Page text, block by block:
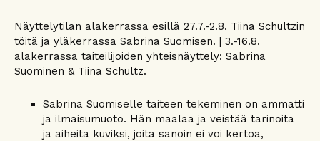
Näyttelytilan alakerrassa esillä 27.7.-2.8. Tiina Schultzin
töitä ja yläkerrassa Sabrina Suomisen. | 3.-16.8.
alakerrassa taiteilijoiden yhteisnäyttely: Sabrina
Suominen & Tiina Schultz.
Sabrina Suomiselle taiteen tekeminen on ammatti
ja ilmaisumuoto. Hän maalaa ja veistää tarinoita
ja aiheita kuviksi, joita sanoin ei voi kertoa,